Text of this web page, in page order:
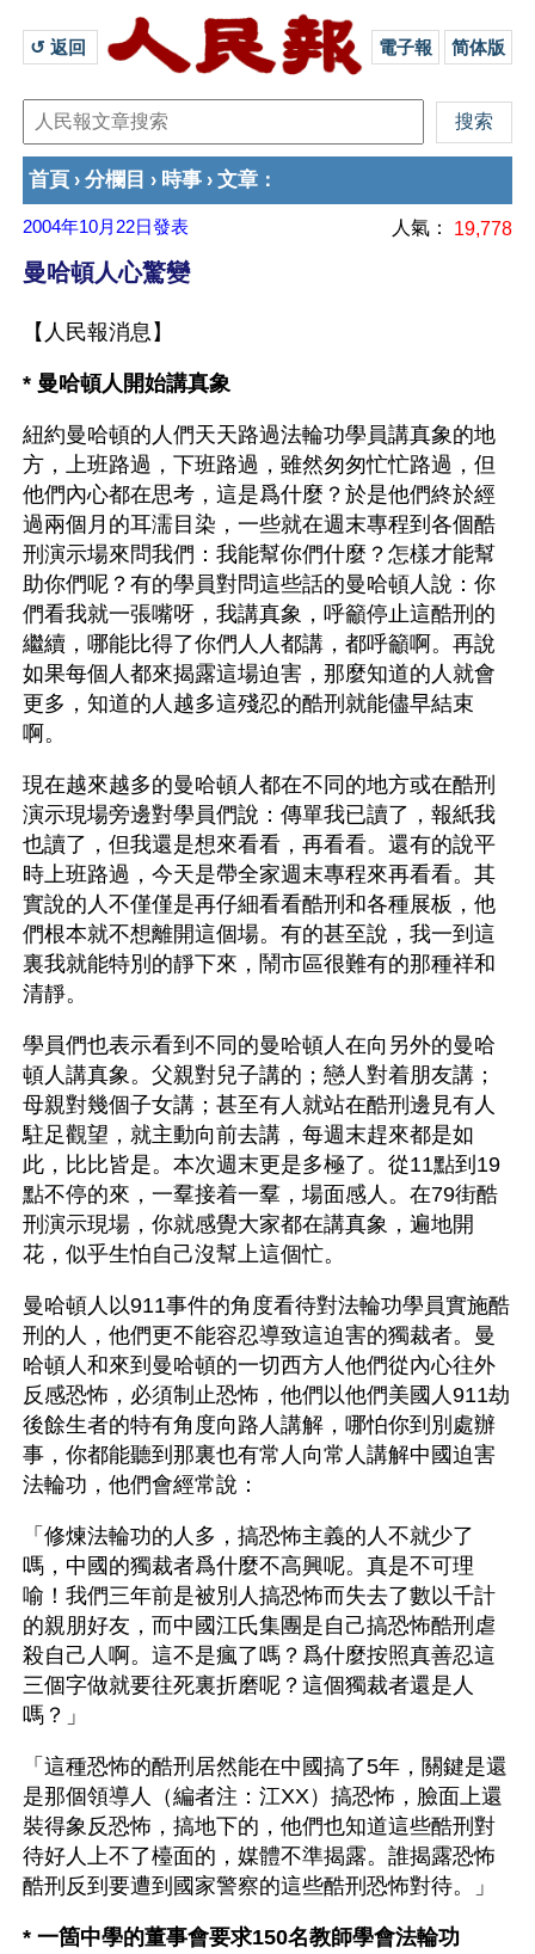
↺ 返回 電子報 简体版
首頁 › 分欄目 › 時事 › 文章 ：
2004年10月22日發表 人氣： 19,778
曼哈頓人心驚變
【人民報消息】
* 曼哈頓人開始講真象
紐約曼哈頓的人們天天路過法輪功學員講真象的地
方，上班路過，下班路過，雖然匆匆忙忙路過，但
他們內心都在思考，這是爲什麼？於是他們終於經
過兩個月的耳濡目染，一些就在週末專程到各個酷
刑演示場來問我們：我能幫你們什麼？怎樣才能幫
助你們呢？有的學員對問這些話的曼哈頓人說：你
們看我就一張嘴呀，我講真象，呼籲停止這酷刑的
繼續，哪能比得了你們人人都講，都呼籲啊。再說
如果每個人都來揭露這場迫害，那麼知道的人就會
更多，知道的人越多這殘忍的酷刑就能儘早結束
啊。
現在越來越多的曼哈頓人都在不同的地方或在酷刑
演示現場旁邊對學員們說：傳單我已讀了，報紙我
也讀了，但我還是想來看看，再看看。還有的說平
時上班路過，今天是帶全家週末專程來再看看。其
實說的人不僅僅是再仔細看看酷刑和各種展板，他
們根本就不想離開這個場。有的甚至說，我一到這
裏我就能特別的靜下來，鬧市區很難有的那種祥和
清靜。
學員們也表示看到不同的曼哈頓人在向另外的曼哈
頓人講真象。父親對兒子講的；戀人對着朋友講；
母親對幾個子女講；甚至有人就站在酷刑邊見有人
駐足觀望，就主動向前去講，每週末趕來都是如
此，比比皆是。本次週末更是多極了。從11點到19
點不停的來，一羣接着一羣，場面感人。在79街酷
刑演示現場，你就感覺大家都在講真象，遍地開
花，似乎生怕自己沒幫上這個忙。
曼哈頓人以911事件的角度看待對法輪功學員實施酷
刑的人，他們更不能容忍導致這迫害的獨裁者。曼
哈頓人和來到曼哈頓的一切西方人他們從內心往外
反感恐怖，必須制止恐怖，他們以他們美國人911劫
後餘生者的特有角度向路人講解，哪怕你到別處辦
事，你都能聽到那裏也有常人向常人講解中國迫害
法輪功，他們會經常說：
「修煉法輪功的人多，搞恐怖主義的人不就少了
嗎，中國的獨裁者爲什麼不高興呢。真是不可理
喻！我們三年前是被別人搞恐怖而失去了數以千計
的親朋好友，而中國江氏集團是自己搞恐怖酷刑虐
殺自己人啊。這不是瘋了嗎？爲什麼按照真善忍這
三個字做就要往死裏折磨呢？這個獨裁者還是人
嗎？」
「這種恐怖的酷刑居然能在中國搞了5年，關鍵是還
是那個領導人（編者注：江XX）搞恐怖，臉面上還
裝得象反恐怖，搞地下的，他們也知道這些酷刑對
待好人上不了檯面的，媒體不準揭露。誰揭露恐怖
酷刑反到要遭到國家警察的這些酷刑恐怖對待。」
* 一箇中學的董事會要求150名教師學會法輪功